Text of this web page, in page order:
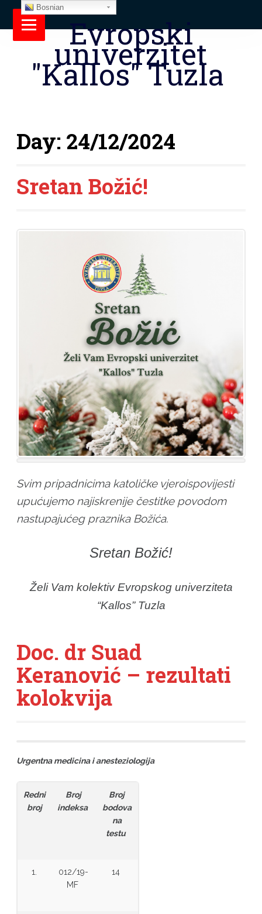
Evropski
univerzitet
"Kallos" Tuzla
Day: 24/12/2024
Sretan Božić!
Svim pripadnicima katoličke vjeroispovijesti
upućujemo najiskrenije čestitke povodom
nastupajućeg praznika Božića.
Sretan Božić!
Želi Vam kolektiv Evropskog univerziteta
“Kallos” Tuzla
Doc. dr Suad
Keranović – rezultati
kolokvija
Urgentna medicina i anesteziologija
Redni
broj
Broj
indeksa
Broj
bodova
na
testu
1.
012/19-
MF
14
Bosnian